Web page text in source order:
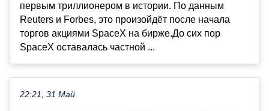
первым триллионером в истории. По данным
Reuters и Forbes, это произойдёт после начала
торгов акциями SpaceX на бирже.До сих пор
SpaceX оставалась частной ...
22:21, 31 Май